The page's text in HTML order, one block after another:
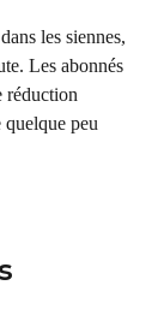
les siennes,
Les abonnés
réduction
quelque peu